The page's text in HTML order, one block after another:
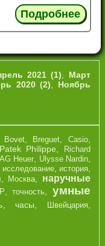
Подробнее
2021 (1)
Март
2020 (2)
Ноябрь
Bovet, Breguet, Casio,
Patek Philippe,
Richard
Heuer, Ulysse Nardin,
исследование, история,
, Москва, наручные
,точность, умные
,часы, Швейцария,